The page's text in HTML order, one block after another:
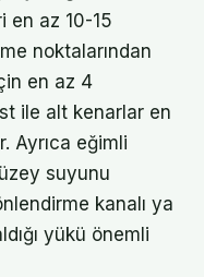
en az 10-15
noktalarından
en az 4
ile alt kenarlar en
Ayrıca eğimli
suyunu
kanalı ya
yükü önemli